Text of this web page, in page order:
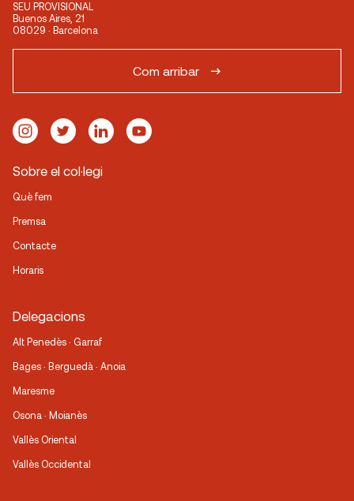
SEU PROVISIONAL
Buenos Aires, 21
08029 · Barcelona
Com arribar
Sobre el col·legi
Què fem
Premsa
Contacte
Horaris
Delegacions
Alt Penedès · Garraf
Bages · Berguedà · Anoia
Maresme
Osona · Moianès
Vallès Oriental
Vallès Occidental